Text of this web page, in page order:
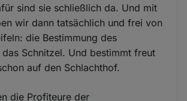
sind sie schließlich da. Und mit
wir dann tatsächlich und frei von
die Bestimmung des
das Schnitzel. Und bestimmt freut
auf den Schlachthof.
die Profiteure der